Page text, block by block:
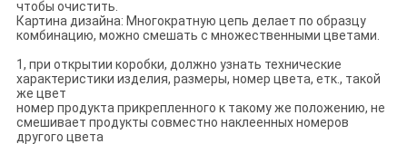
чтобы очистить.
Картина дизайна: Многократную цепь делает по образцу
комбинацию, можно смешать с множественными цветами.
1, при открытии коробки, должно узнать технические
характеристики изделия, размеры, номер цвета, етк., такой
же цвет
номер продукта прикрепленного к такому же положению, не
смешивает продукты совместно наклеенных номеров
другого цвета